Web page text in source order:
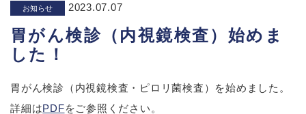
お知らせ 2023.07.07
胃がん検診（内視鏡検査）始めま
した！
胃がん検診（内視鏡検査・ピロリ菌検査）を始めました。
詳細はPDFをご参照ください。